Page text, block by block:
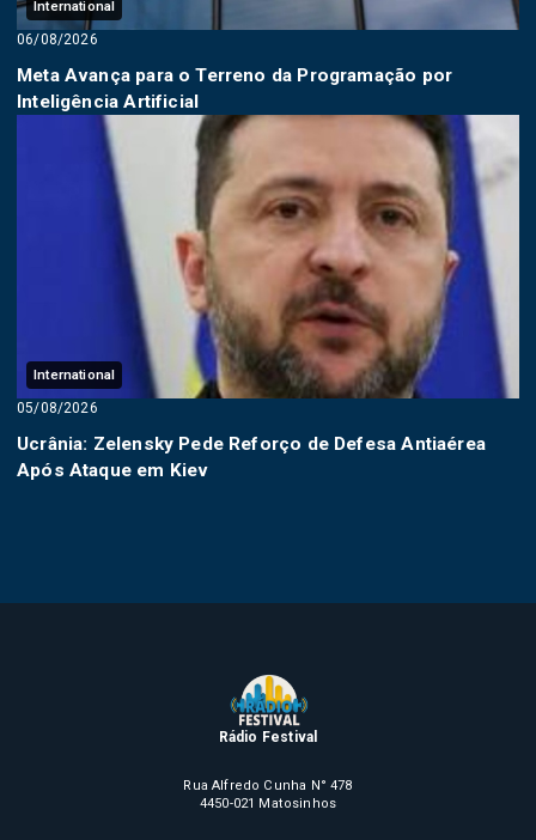
International
06/08/2026
Meta Avança para o Terreno da Programação por
Inteligência Artificial
International
05/08/2026
Ucrânia: Zelensky Pede Reforço de Defesa Antiaérea
Após Ataque em Kiev
Rádio Festival
Rua Alfredo Cunha N° 478
4450-021 Matosinhos